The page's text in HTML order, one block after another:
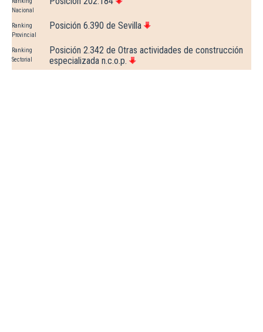
Nacional
Ranking
Provincial
Posición 6.390 de Sevilla
Ranking
Sectorial
Posición 2.342 de Otras actividades de construcción
especializada n.c.o.p.